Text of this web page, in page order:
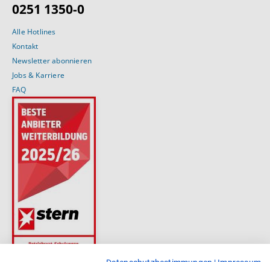
0251 1350-0
Alle Hotlines
Kontakt
Newsletter abonnieren
Jobs & Karriere
FAQ